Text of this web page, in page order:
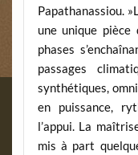
Papathanassiou.
une unique
phases
passages
synthétiques,
en puissance,
l’appui. La
mis à part